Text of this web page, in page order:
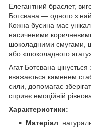
Елегантний браслет,
Ботсвана — одного з
Кожна бусина має
насиченими
шоколадними смугами,
або «шоколадного
Агат Ботсвана
вважається каменем
сили, допомагає
сприяє емоційній
Характеристики:
Матеріал: